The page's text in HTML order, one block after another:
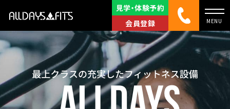
見学・体験予約
会員登録